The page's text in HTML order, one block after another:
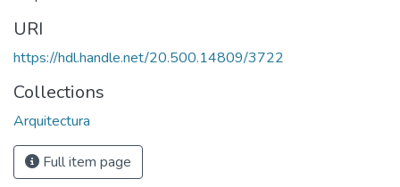
URI
https://hdl.handle.net/20.500.14809/3722
Collections
Arquitectura
Full item page